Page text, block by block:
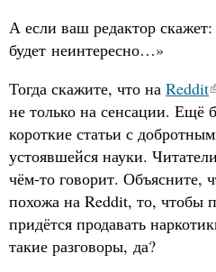
А если ваш редактор
будет неинтересно…»
Тогда скажите, что на Reddit
не только на сенсации. Ещё
короткие статьи с
устоявшейся науки.
чём-то говорит. Объясните,
похожа на Reddit, то, чтобы
придётся продавать
такие разговоры, да?